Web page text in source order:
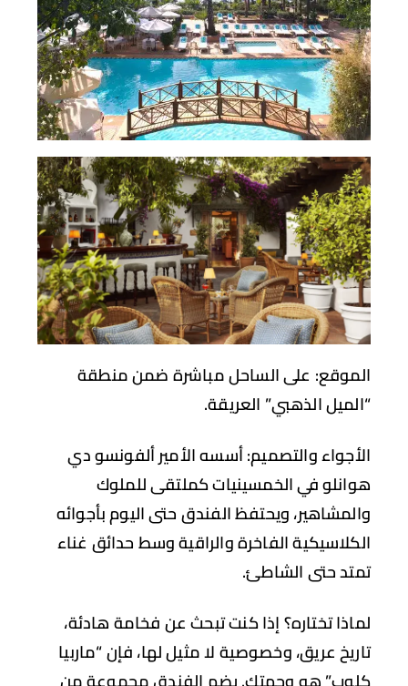
على الساحل مباشرة ضمن منطقة
الذهبي” العريقة.
والتصميم:أسسه الأمير ألفونسو دي
في الخمسينيات كملتقى للملوك
ويحتفظ الفندق حتى اليوم بأجوائه
الفاخرة والراقية وسط حدائق غناء
حتى الشاطئ.
تختاره؟إذا كنت تبحث عن فخامة هادئة،
عريق، وخصوصية لا مثيل لها، فإن “ماربيا